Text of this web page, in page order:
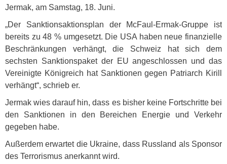
Jermak, am Samstag, 18. Juni.
„Der Sanktionsaktionsplan der McFaul-Ermak-Gruppe ist
bereits zu 48 % umgesetzt. Die USA haben neue finanzielle
Beschränkungen verhängt, die Schweiz hat sich dem
sechsten Sanktionspaket der EU angeschlossen und das
Vereinigte Königreich hat Sanktionen gegen Patriarch Kirill
verhängt“, schrieb er.
Jermak wies darauf hin, dass es bisher keine Fortschritte bei
den Sanktionen in den Bereichen Energie und Verkehr
gegeben habe.
Außerdem erwartet die Ukraine, dass Russland als Sponsor
des Terrorismus anerkannt wird.